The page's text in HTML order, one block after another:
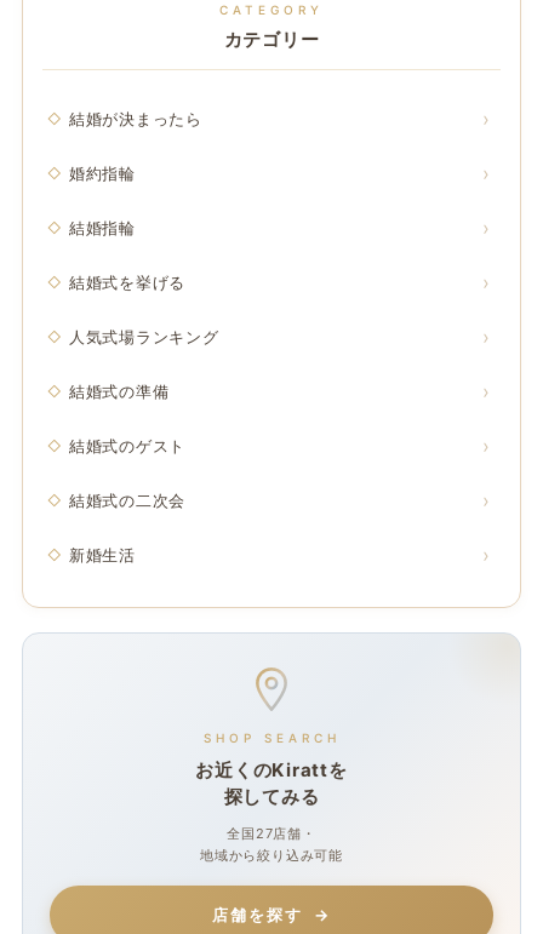
CATEGORY
カテゴリー
結婚が決まったら
婚約指輪
結婚指輪
結婚式を挙げる
人気式場ランキング
結婚式の準備
結婚式のゲスト
結婚式の二次会
新婚生活
SHOP SEARCH
お近くのKirattを
探してみる
全国27店舗・
地域から絞り込み可能
店舗を探す